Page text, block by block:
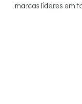
marcas líderes em